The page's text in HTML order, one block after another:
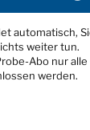
automatisch,
weiter tun.
Abo nur
werden.